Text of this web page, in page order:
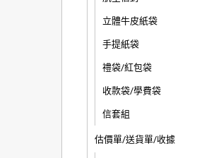
立體牛皮紙袋
手提紙袋
禮袋/紅包袋
收款袋/學費袋
信套組
估價單/送貨單/收據